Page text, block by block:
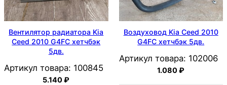
Вентилятор радиатора Kia
Ceed 2010 G4FC хетчбэк
5дв.
Артикул товара: 100845
5.140₽
Воздуховод Kia Ceed 2010
G4FC хетчбэк 5дв.
Артикул товара: 102006
1.080₽